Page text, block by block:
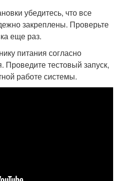
убедитесь, что все
закреплены. Проверьте
еще раз.
питания согласно
Проведите тестовый запуск,
работе системы.